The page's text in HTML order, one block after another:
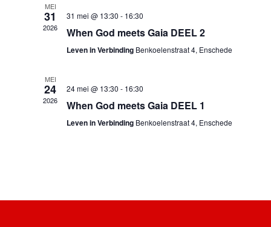
MEI
31
2026
31 mei @ 13:30 - 16:30
When God meets Gaia DEEL 2
Leven in Verbinding Benkoelenstraat 4, Enschede
MEI
24
2026
24 mei @ 13:30 - 16:30
When God meets Gaia DEEL 1
Leven in Verbinding Benkoelenstraat 4, Enschede